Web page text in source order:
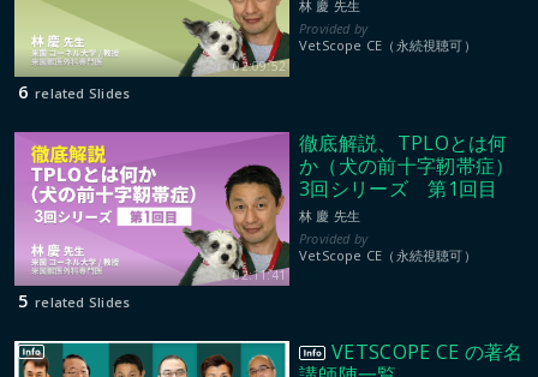
02:09:52
林 慶 先生
VetScope CE（永続視聴可）
6 related Slides
02:11:41
徹底解説、TPLOとは何
か（犬の前十字靭帯症）
3回シリーズ 第1回目
林 慶 先生
VetScope CE（永続視聴可）
5 related Slides
VETSCOPE CE の著名